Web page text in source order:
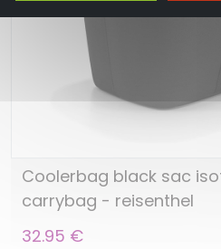
Coolerbag black sac
carrybag - reisenthel
32.95 €